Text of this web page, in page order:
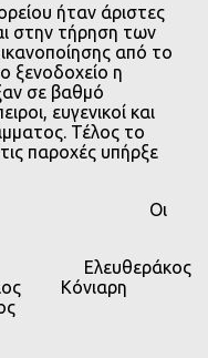
ήταν άριστες
στην τήρηση των
από το
ξενοδοχείο η
σε βαθμό
ευγενικοί και
Τέλος το
παροχές υπήρξε
Οι
Κόνιαρη